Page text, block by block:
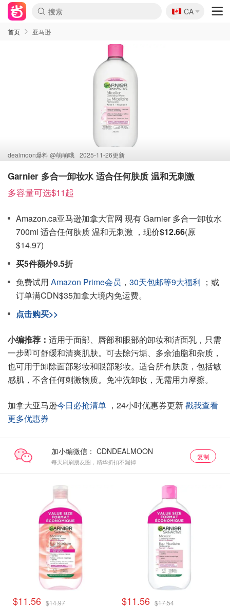
🇨🇦
CA
首页 亚马逊
dealmoon爆料 @萌萌哦 2025-11-26更新
Garnier 多合一卸妆水 适合任何肤质 温和无刺激
多容量可选$11起
Amazon.ca亚马逊加拿大官网 现有 Garnier 多合一卸妆水
700ml 适合任何肤质 温和无刺激 ，现价$12.66(原
$14.97)
买5件额外9.5折
免费试用 Amazon Prime会员 ， 30天包邮等9大福利 ；或
订单满CDN$35加拿大境内免运费。
点击购买>>
小编推荐： 适用于面部、唇部和眼部的卸妆和洁面乳，只需
一步即可舒缓和清爽肌肤。可去除污垢、多余油脂和杂质，
也可用于卸除面部彩妆和眼部彩妆。适合所有肤质，包括敏
感肌，不含任何刺激物质。免冲洗卸妆，无需用力摩擦。
加拿大亚马逊今日必抢清单 ，24小时优惠券更新戳我查看
更多优惠券
加小编微信：
每天刷刷朋友圈，精华折扣不漏掉
复制
$11.56 $14.97 $11.56 $17.54